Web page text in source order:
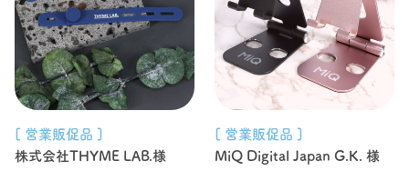
[ 営業販促品 ]
株式会社THYME LAB.様
[ 営業販促品 ]
MiQ Digital Japan G.K. 様